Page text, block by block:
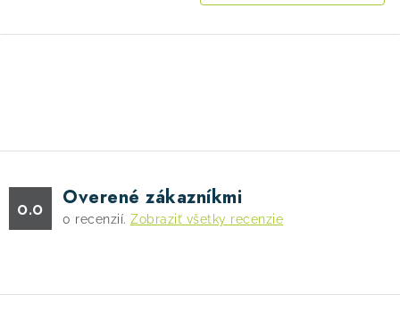
á
d
a
c
p
0.0 Overené zákazníkmi
0 recenzií. Zobraziť všetky recenzie